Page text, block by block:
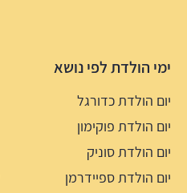
ימי הולדת לפי נושא
יום הולדת כדורגל
יום הולדת פוקימון
יום הולדת סוניק
יום הולדת ספיידרמן